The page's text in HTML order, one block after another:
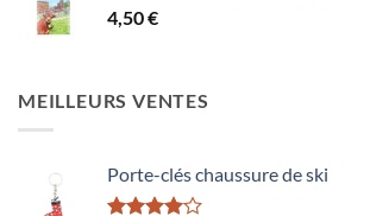
4,50€
MEILLEURS VENTES
Porte-clés chaussure de ski